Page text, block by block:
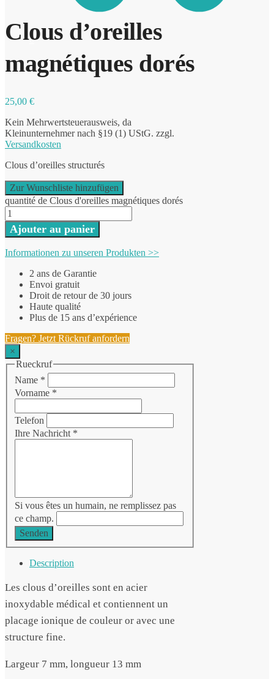
0
Clous d’oreilles
magnétiques dorés
25,00 €
Kein Mehrwertsteuerausweis, da
Kleinunternehmer nach §19 (1) UStG. zzgl.
Versandkosten
Clous d’oreilles structurés
Zur Wunschliste hinzufügen
quantité de Clous d'oreilles magnétiques dorés
Ajouter au panier
Informationen zu unseren Produkten >>
2 ans de Garantie
Envoi gratuit
Droit de retour de 30 jours
Haute qualité
Plus de 15 ans d’expérience
Fragen? Jetzt Rückruf anfordern
×
Rueckruf
Name *
Vorname *
Telefon
Ihre Nachricht *
Si vous êtes un humain, ne remplissez pas
ce champ.
Senden
Description
Les clous d’oreilles sont en acier
inoxydable médical et contiennent un
placage ionique de couleur or avec une
structure fine.
Largeur 7 mm, longueur 13 mm